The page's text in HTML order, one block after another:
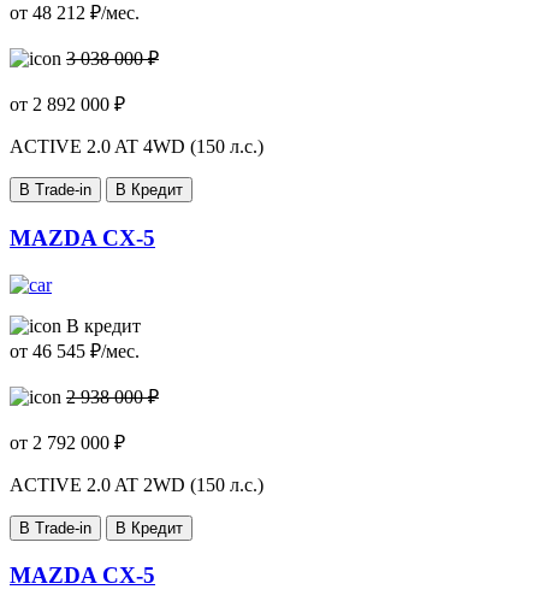
от 48 212 ₽/мес.
3 038 000 ₽
от 2 892 000 ₽
ACTIVE 2.0 AT 4WD (150 л.с.)
В Trade-in В Кредит
MAZDA CX-5
В кредит
от 46 545 ₽/мес.
2 938 000 ₽
от 2 792 000 ₽
ACTIVE 2.0 AT 2WD (150 л.с.)
В Trade-in В Кредит
MAZDA CX-5